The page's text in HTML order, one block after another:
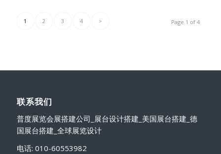
Page 1 of 4
1 2 3 4 >
联系我们
普度展览会展搭建公司_展台设计搭建_美国展台搭建_德
国展台搭建_全球展览设计
电话: 010-60553982